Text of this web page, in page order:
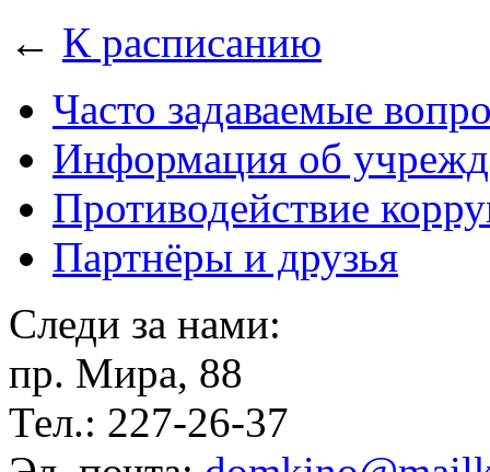
← К расписанию
Часто задаваемые
Информация об
Противодействие
Партнёры и друзья
Следи за нами:
пр. Мира, 88
Тел.: 227-26-37